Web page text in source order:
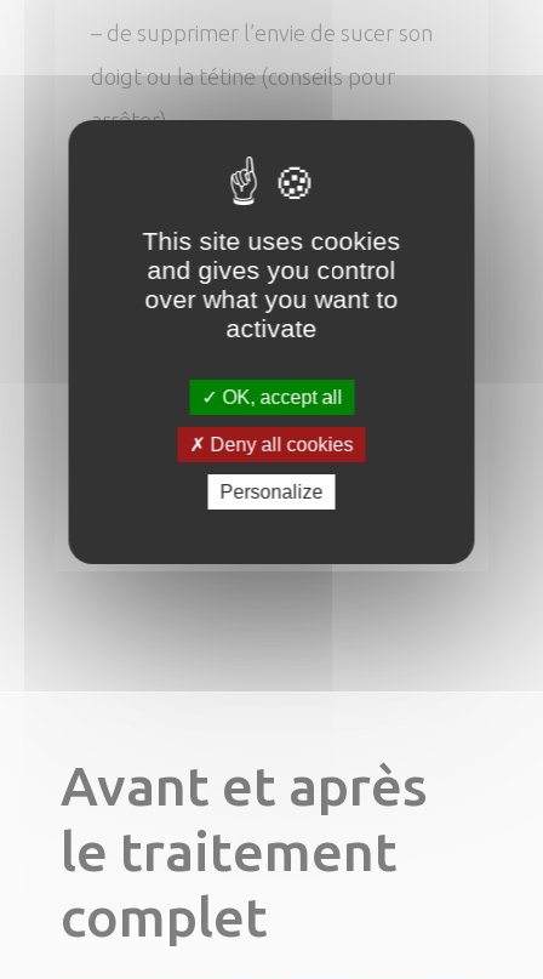
– de supprimer l’envie de sucer son
doigt ou la tétine (conseils pour
arrêter)
– d’élargir le palais si nécessaire à
l’aide d’appareils simples fixes ou
amovibles
– d’améliorer les fonctions orales et
nasales à l’aide d’une gouttière
d’éducation fonctionnelle
(ventilation, déglutition, mastication,
Avant et après
le traitement
complet
This site uses cookies
and gives you control
over what you want to
activate
OK, accept all
Deny all cookies
Personalize